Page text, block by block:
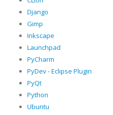
Django
Gimp
Inkscape
Launchpad
PyCharm
PyDev - Eclipse Plugin
PyQt
Python
Ubuntu